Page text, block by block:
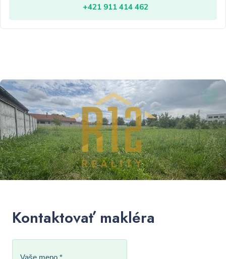
+421 911 414 462
Kontaktovať makléra